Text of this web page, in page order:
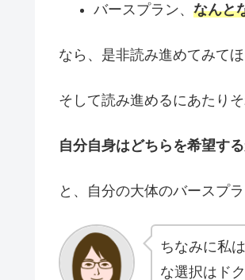
バースプラン、 なんと
なら、是非読み進めてみてほ
そして読み進めるにあたりそ
自分自身はどちらを希望す
と、自分の大体のバースプ
ちなみに私
な選択はド